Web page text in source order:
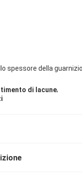
spessore della
di lacune,